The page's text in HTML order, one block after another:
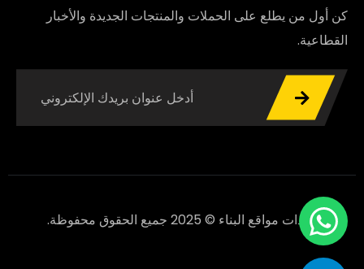
كن أول من يطلع على الحملات والمنتجات الجديدة والأخبار
القطاعية.
معدات مواقع البناء © 2025 جميع الحقوق محفوظة.